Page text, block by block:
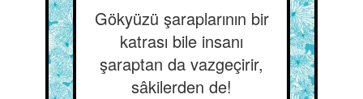
Gökyüzü şaraplarının bir
katrası bile insanı
şaraptan da vazgeçirir,
sâkilerden de!